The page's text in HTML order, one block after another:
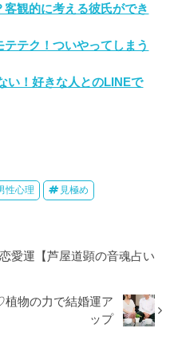
観的に考える彼氏ができ
テク！ついやってしまう
い！好きな人とのLINEで
性心理 見極め
愛運【芦屋道顕の音魂占い
物の力で結婚運ア
ップ